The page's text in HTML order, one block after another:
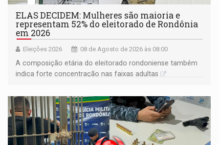
ELAS DECIDEM: Mulheres são maioria e
representam 52% do eleitorado de Rondônia
em 2026
Eleições 2026 08 de Agosto de 2026 às 08:00
A composição etária do eleitorado rondoniense também
indica forte concentração nas faixas adultas